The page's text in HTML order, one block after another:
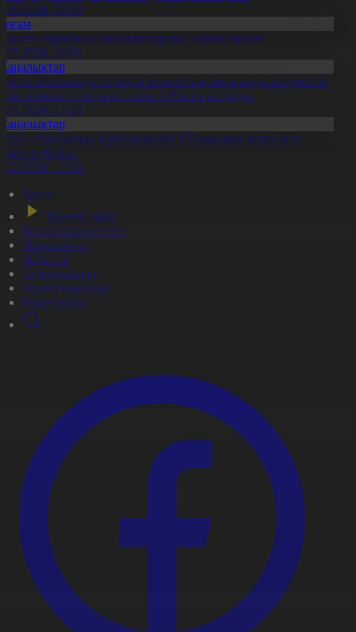
20:06
партиясы кандидаттардың тізімін бекітті
20:08
облысында тұрақты жұмыстың арқасында әлеуметтік
алатын отбасылар саны 50%-ға қысқарды
17:03
облысының жүргізушілері 170 мыңнан астам жол
бұзған
17:02
Басты
Тікелей эфир
Бағдарлама кестесі
Жаңалықтар
Жобалар
Телехикаялар
Мультсериалдар
Видеоархив